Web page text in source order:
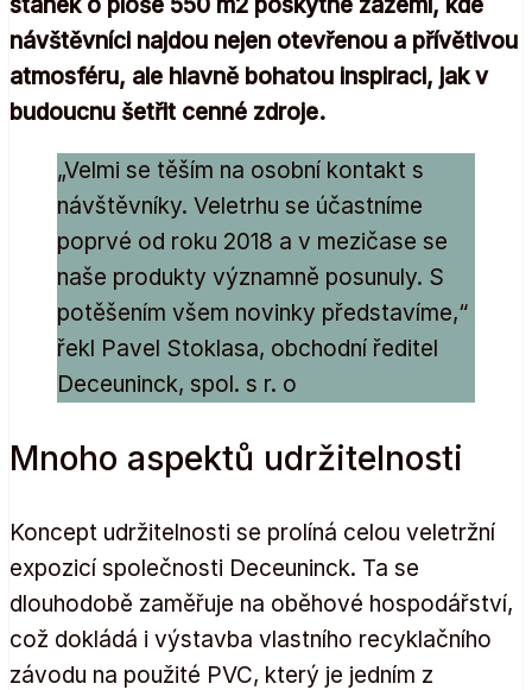
návštěvníci najdou nejen otevřenou a přívětivou
atmosféru, ale hlavně bohatou inspiraci, jak v
budoucnu šetřit cenné zdroje.
„Velmi se těším na osobní kontakt s
návštěvníky. Veletrhu se účastníme
poprvé od roku 2018 a v mezičase se
naše produkty významně posunuly. S
potěšením všem novinky představíme,“
řekl Pavel Stoklasa, obchodní ředitel
Deceuninck, spol. s r. o
Mnoho aspektů udržitelnosti
Koncept udržitelnosti se prolíná celou veletržní
expozicí společnosti Deceuninck. Ta se
dlouhodobě zaměřuje na oběhové hospodářství,
což dokládá i výstavba vlastního recyklačního
závodu na použité PVC, který je jedním z